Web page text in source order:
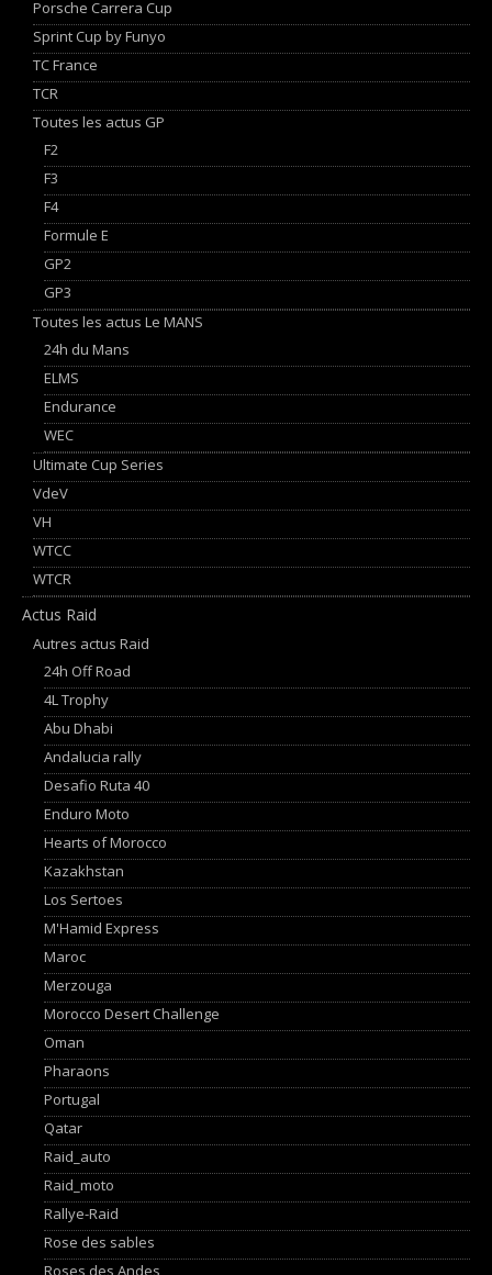
Porsche Carrera Cup
Sprint Cup by Funyo
TC France
TCR
Toutes les actus GP
F2
F3
F4
Formule E
GP2
GP3
Toutes les actus Le MANS
24h du Mans
ELMS
Endurance
WEC
Ultimate Cup Series
VdeV
VH
WTCC
WTCR
Actus Raid
Autres actus Raid
24h Off Road
4L Trophy
Abu Dhabi
Andalucia rally
Desafio Ruta 40
Enduro Moto
Hearts of Morocco
Kazakhstan
Los Sertoes
M'Hamid Express
Maroc
Merzouga
Morocco Desert Challenge
Oman
Pharaons
Portugal
Qatar
Raid_auto
Raid_moto
Rallye-Raid
Rose des sables
Roses des Andes